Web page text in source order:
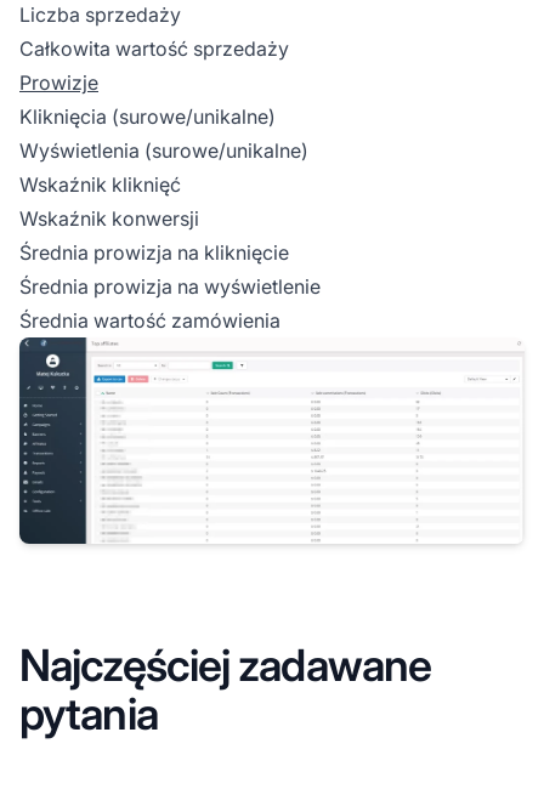
Liczba sprzedaży
Całkowita wartość sprzedaży
Prowizje
Kliknięcia (surowe/unikalne)
Wyświetlenia (surowe/unikalne)
Wskaźnik kliknięć
Wskaźnik konwersji
Średnia prowizja na kliknięcie
Średnia prowizja na wyświetlenie
Średnia wartość zamówienia
Najczęściej zadawane
pytania